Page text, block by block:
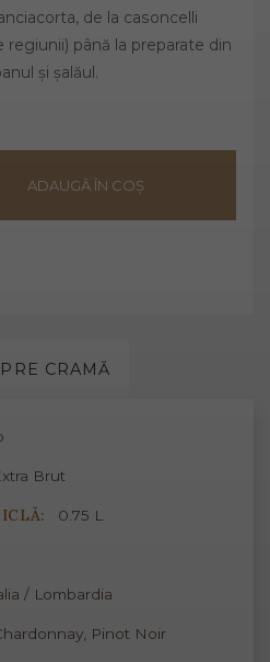
de la casoncelli
până la preparate din
și șalăul.
ADAUGĂ ÎN COȘ
CRAMĂ
Brut
0.75 L
/ Lombardia
Pinot Noir